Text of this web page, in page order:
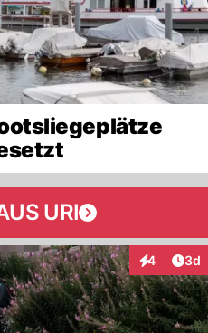
URI
4 3d